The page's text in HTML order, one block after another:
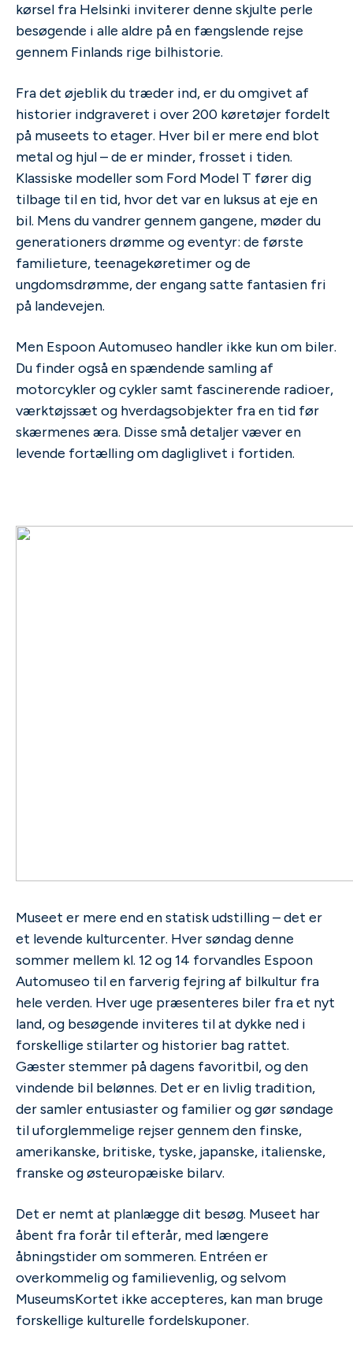
kørsel fra Helsinki inviterer denne skjulte perle
besøgende i alle aldre på en fængslende rejse
gennem Finlands rige bilhistorie.
Fra det øjeblik du træder ind, er du omgivet af
historier indgraveret i over 200 køretøjer fordelt
på museets to etager. Hver bil er mere end blot
metal og hjul – de er minder, frosset i tiden.
Klassiske modeller som Ford Model T fører dig
tilbage til en tid, hvor det var en luksus at eje en
bil. Mens du vandrer gennem gangene, møder du
generationers drømme og eventyr: de første
familieture, teenagekøretimer og de
ungdomsdrømme, der engang satte fantasien fri
på landevejen.
Men Espoon Automuseo handler ikke kun om biler.
Du finder også en spændende samling af
motorcykler og cykler samt fascinerende radioer,
værktøjssæt og hverdagsobjekter fra en tid før
skærmenes æra. Disse små detaljer væver en
levende fortælling om dagliglivet i fortiden.
Museet er mere end en statisk udstilling – det er
et levende kulturcenter. Hver søndag denne
sommer mellem kl. 12 og 14 forvandles Espoon
Automuseo til en farverig fejring af bilkultur fra
hele verden. Hver uge præsenteres biler fra et nyt
land, og besøgende inviteres til at dykke ned i
forskellige stilarter og historier bag rattet.
Gæster stemmer på dagens favoritbil, og den
vindende bil belønnes. Det er en livlig tradition,
der samler entusiaster og familier og gør søndage
til uforglemmelige rejser gennem den finske,
amerikanske, britiske, tyske, japanske, italienske,
franske og østeuropæiske bilarv.
Det er nemt at planlægge dit besøg. Museet har
åbent fra forår til efterår, med længere
åbningstider om sommeren. Entréen er
overkommelig og familievenlig, og selvom
MuseumsKortet ikke accepteres, kan man bruge
forskellige kulturelle fordelskuponer.